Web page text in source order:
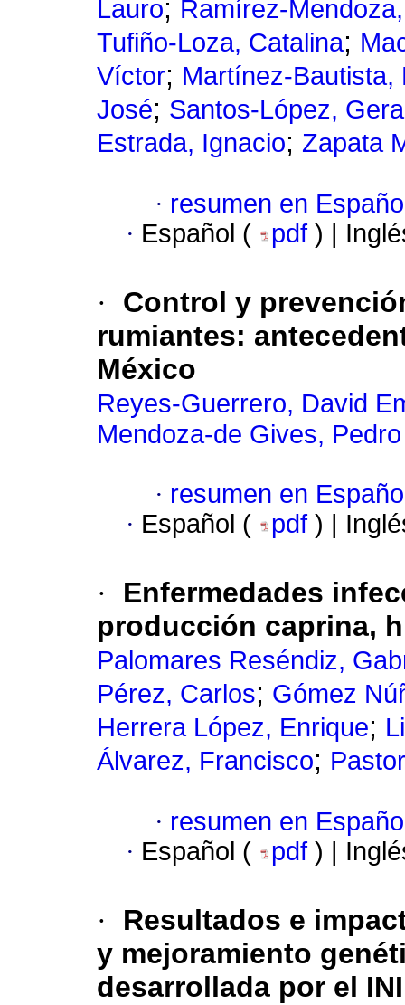
Lauro; Ramírez-
Tufiño-Loza, Catalina;
Víctor; Martínez-Bautista,
José; Santos-López,
Estrada, Ignacio; Zapata
· resumen en
· Español ( pdf ) |
·
Control y
rumiantes:
México
Reyes-Guerrero, David
Mendoza-de Gives, Pedro
· resumen en
· Español ( pdf ) |
·
Enfermedades
producción caprina,
Palomares Reséndiz,
Pérez, Carlos; Gómez
Herrera López, Enrique;
Álvarez, Francisco;
· resumen en
· Español ( pdf ) |
·
Resultados e
y mejoramiento
desarrollada por el